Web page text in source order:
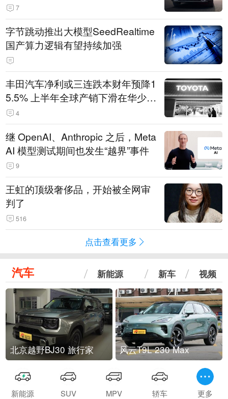
7
字节跳动推出大模型SeedRealtime
国产算力逻辑有望持续加强
丰田汽车净利或三连跌本财年预降1
5.5% 上半年全球产销下滑在华少卖
14.3万辆
4
继 OpenAI、Anthropic 之后，Meta
AI 模型测试期间也发生“越界”事件
9
王虹的顶级奢侈品，开始被全网审
判了
516
点击查看更多
汽车 新能源 新车 视频
北京越野BJ30 旅行家 风云T9L 230 Max
新能源 SUV MPV 轿车 更多